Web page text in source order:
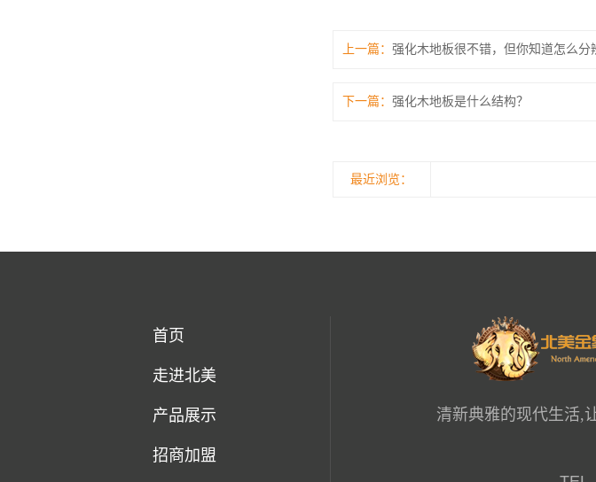
上一篇： 强化木地板很不错，但你知道怎么分
下一篇： 强化木地板是什么结构？
最近浏览：
首页
走进北美
产品展示
招商加盟
清新典雅的现代生活,